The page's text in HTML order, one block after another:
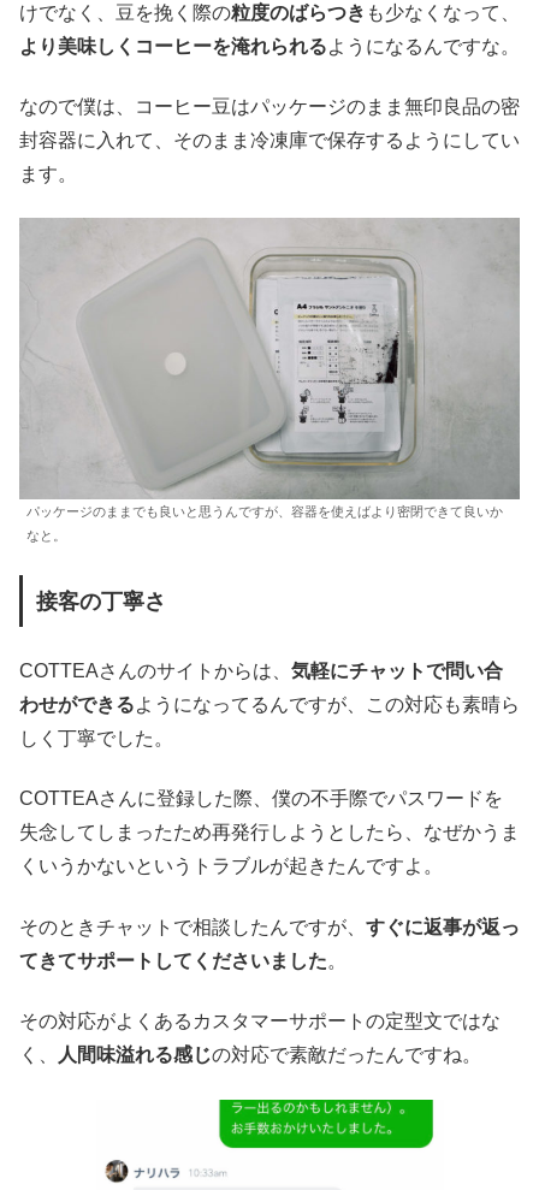
けでなく、豆を挽く際の粒度のばらつき も少なくなって、
より美味しくコーヒーを淹れられるようになるんですな。
なので僕は、コーヒー豆はパッケージのまま無印良品の密
封容器に入れて、そのまま冷凍庫で保存するようにしてい
ます。
パッケージのままでも良いと思うんですが、容器を使えばより密閉できて良いか
なと。
接客の丁寧さ
COTTEAさんのサイトからは、 気軽にチャットで問い合
わせができるようになってるんですが、この対応も素晴ら
しく丁寧でした。
COTTEAさんに登録した際、僕の不手際でパスワードを
失念してしまったため再発行しようとしたら、なぜかうま
くいうかないというトラブルが起きたんですよ。
そのときチャットで相談したんですが、 すぐに返事が返っ
てきてサポートしてくださいました。
その対応がよくあるカスタマーサポートの定型文ではな
く、
人間味溢れる感じの対応で素敵だったんですね。